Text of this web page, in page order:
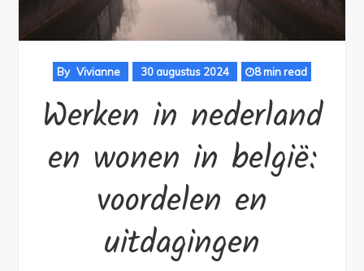
By Vivianne 30 augustus 2024 8 min read
Werken in nederland
en wonen in belgië:
voordelen en
uitdagingen